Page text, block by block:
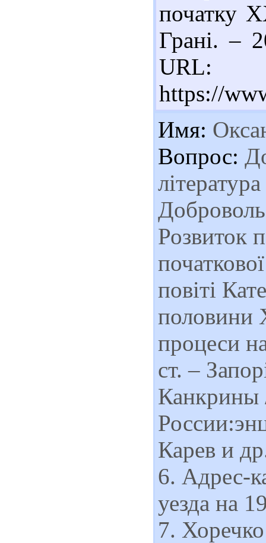
початку
Грані. –
URL:
https://
Имя:
Вопрос:
Розвиток
повіті
половини
процеси
ст. –
Канкрины
Карев и
6. Адрес-
уезда на
7.